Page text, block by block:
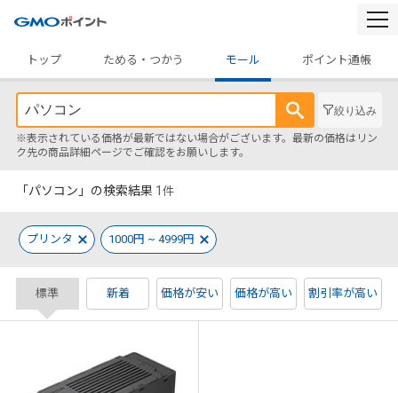
トップ
ためる・つかう モール ポイント通帳
絞り込み
※表示されている価格が最新ではない場合がございます。最新の価格はリン
ク先の商品詳細ページでご確認をお願いします。
「パソコン」の検索結果 1 件
プリンタ 1000円 ~ 4999円
標準 新着 価格が安い 価格が高い 割引率が高い